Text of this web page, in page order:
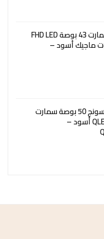
شاشة هيونداي سمارت 43 بوصة FHD LED
ماجيك أسود –
سعر تلفزيون سامسونج 50 بوصة سمارت
برسيفر داخلي QLED 4K أسود –